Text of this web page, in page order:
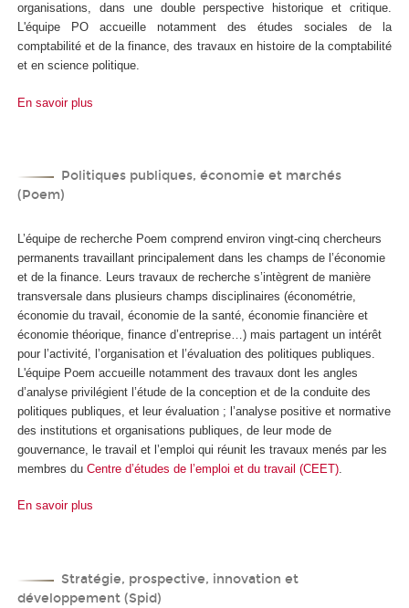
organisations, dans une double perspective historique et critique.
L'équipe PO accueille notamment des études sociales de la
comptabilité et de la finance, des travaux en histoire de la comptabilité
et en science politique.
En savoir plus
Politiques publiques, économie et marchés
(Poem)
L’équipe de recherche Poem comprend environ vingt-cinq chercheurs
permanents travaillant principalement dans les champs de l’économie
et de la finance. Leurs travaux de recherche s’intègrent de manière
transversale dans plusieurs champs disciplinaires (économétrie,
économie du travail, économie de la santé, économie financière et
économie théorique, finance d’entreprise…) mais partagent un intérêt
pour l’activité, l’organisation et l’évaluation des politiques publiques.
L'équipe Poem accueille notamment des travaux dont les angles
d’analyse privilégient l’étude de la conception et de la conduite des
politiques publiques, et leur évaluation ; l’analyse positive et normative
des institutions et organisations publiques, de leur mode de
gouvernance, le travail et l’emploi qui réunit les travaux menés par les
membres du Centre d’études de l’emploi et du travail (CEET)
En savoir plus
Stratégie, prospective, innovation et
développement (Spid)